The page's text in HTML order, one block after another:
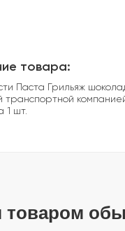
товара:
Паста Грильяж
транспортной
1 шт.
товаром